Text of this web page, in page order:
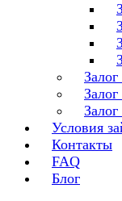
Залог
Условия
Контакты
FAQ
Блог